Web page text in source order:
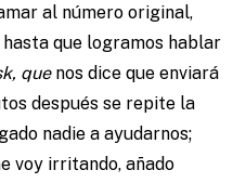
al número original,
que logramos hablar
quenos dice que enviará
después se repite la
nadie a ayudarnos;
voy irritando, añado